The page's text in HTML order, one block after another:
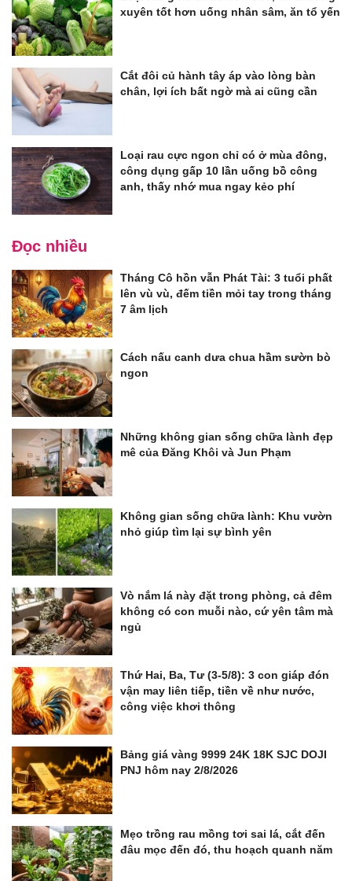
xuyên tốt hơn uống nhân sâm, ăn tổ yến
Cắt đôi củ hành tây áp vào lòng bàn
chân, lợi ích bất ngờ mà ai cũng cần
Loại rau cực ngon chỉ có ở mùa đông,
công dụng gấp 10 lần uống bồ công
anh, thấy nhớ mua ngay kẻo phí
Đọc nhiều
Tháng Cô hồn vẫn Phát Tài: 3 tuổi phất
lên vù vù, đếm tiền mỏi tay trong tháng
7 âm lịch
Cách nấu canh dưa chua hầm sườn bò
ngon
Những không gian sống chữa lành đẹp
mê của Đăng Khôi và Jun Phạm
Không gian sống chữa lành: Khu vườn
nhỏ giúp tìm lại sự bình yên
Vò nắm lá này đặt trong phòng, cả đêm
không có con muỗi nào, cứ yên tâm mà
ngủ
Thứ Hai, Ba, Tư (3-5/8): 3 con giáp đón
vận may liên tiếp, tiền về như nước,
công việc khơi thông
Bảng giá vàng 9999 24K 18K SJC DOJI
PNJ hôm nay 2/8/2026
Mẹo trồng rau mồng tơi sai lá, cắt đến
đâu mọc đến đó, thu hoạch quanh năm